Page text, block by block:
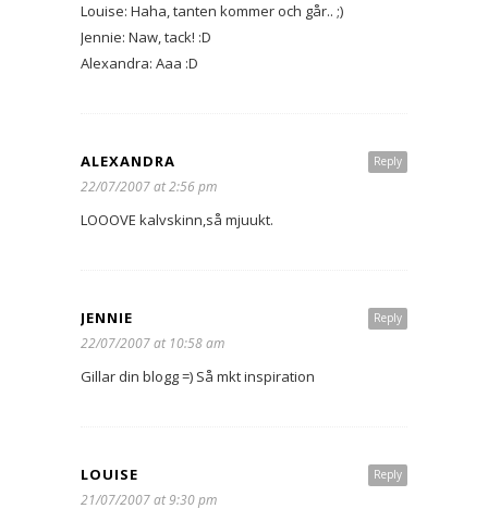
Louise: Haha, tanten kommer och går.. ;)
Jennie: Naw, tack! :D
Alexandra: Aaa :D
Reply
ALEXANDRA
22/07/2007 at 2:56 pm
LOOOVE kalvskinn,så mjuukt.
Reply
JENNIE
22/07/2007 at 10:58 am
Gillar din blogg =) Så mkt inspiration
Reply
LOUISE
21/07/2007 at 9:30 pm